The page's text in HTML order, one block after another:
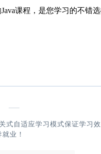
课程，是您学习的不错选
—
式自适应学习模式保证学习
业！